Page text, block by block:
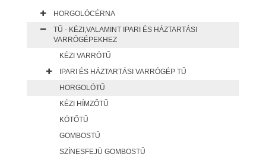
HORGOLÓCÉRNA
TŰ - KÉZI,VALAMINT IPARI ÉS HÁZTARTÁSI
VARRÓGÉPEKHEZ
KÉZI VARRÓTŰ
IPARI ÉS HÁZTARTÁSI VARRÓGÉP TŰ
HORGOLÓTŰ
KÉZI HÍMZŐTŰ
KÖTŐTŰ
GOMBOSTŰ
SZÍNESFEJÜ GOMBOSTŰ